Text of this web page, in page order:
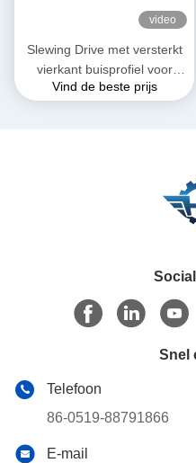
video
Slewing Drive met versterkt
vierkant buisprofiel voor
zonne-tracking systeem
Vind de beste prijs
Snel
Telefoon
86-0519-88791866
E-mail